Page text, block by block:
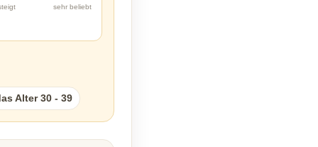
sehr beliebt
Alter 30 - 39